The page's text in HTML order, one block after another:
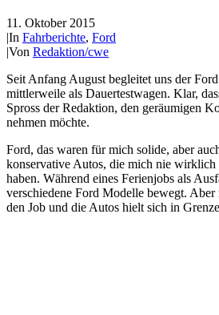
11. Oktober 2015
|In Fahrberichte, Ford
|Von Redaktion/cwe
Seit Anfang August begleitet uns der
mittlerweile als Dauertestwagen. Klar,
Spross der Redaktion, den geräumigen
nehmen möchte.
Ford, das waren für mich solide, aber
konservative Autos, die mich nie wirklich
haben. Während eines Ferienjobs als
verschiedene Ford Modelle bewegt.
den Job und die Autos hielt sich in